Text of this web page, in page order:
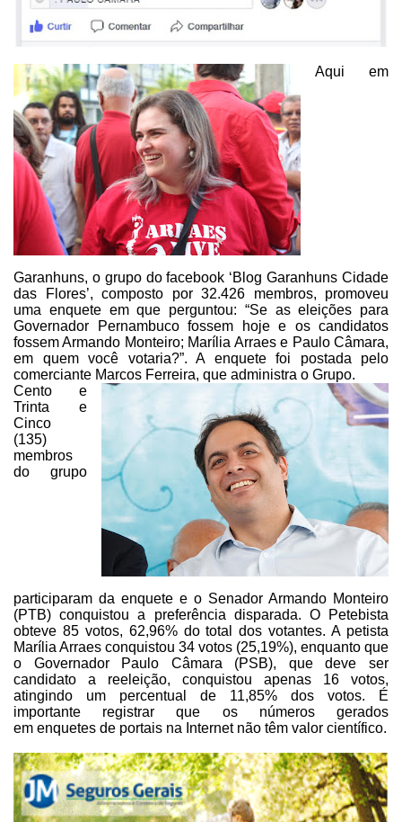
Aqui em
Garanhuns, o grupo do facebook ‘Blog Garanhuns Cidade
das Flores’, composto por 32.426 membros, promoveu
uma enquete em que perguntou: “Se as eleições para
Governador Pernambuco fossem hoje e os candidatos
fossem Armando Monteiro; Marília Arraes e Paulo Câmara,
em quem você votaria?”. A enquete foi postada pelo
comerciante Marcos Ferreira, que administra o Grupo.
Cento e
Trinta e
Cinco
(135)
membros
do grupo
participaram da enquete e o Senador Armando Monteiro
(PTB) conquistou a preferência disparada. O Petebista
obteve 85 votos, 62,96% do total dos votantes. A petista
Marília Arraes conquistou 34 votos (25,19%), enquanto que
o Governador Paulo Câmara (PSB), que deve ser
candidato a reeleição, conquistou apenas 16 votos,
atingindo um percentual
de 11,85% dos votos. É
importante registrar que osnúmeros gerados
em enquetes de portais na Internet não têm valor científico.